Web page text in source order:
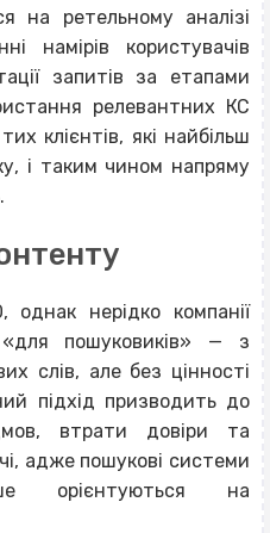
на ретельному аналізі
намірів користувачів
запитів за етапами
релевантних КС
клієнтів, які найбільш
і таким чином напряму
нерідко компанії
пошуковиків» — з
слів, але без цінності
підхід призводить до
втрати довіри та
адже пошукові системи
орієнтуються на